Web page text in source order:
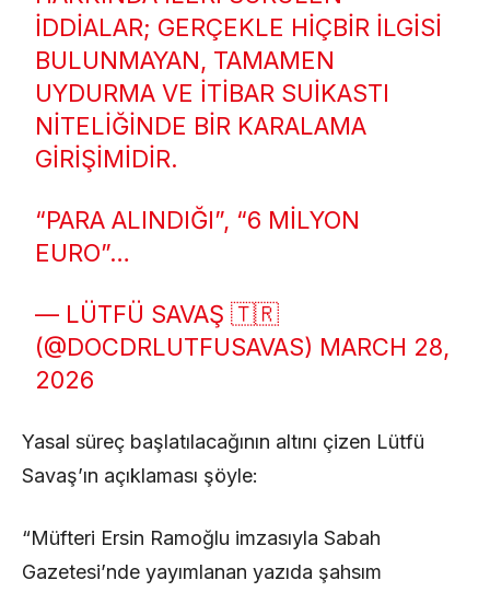
IDDIALAR; GERÇEKLE HIÇBIR ILGISI
BULUNMAYAN, TAMAMEN
UYDURMA VE ITIBAR SUIKASTI
NITELIĞINDE BIR KARALAMA
GIRIŞIMIDIR.
“PARA ALINDIĞI”, “6 MILYON
EURO”…
— LÜTFÜ SAVAŞ 🇹🇷
(@DOCDRLUTFUSAVAS) MARCH 28,
2026
Yasal süreç başlatılacağının altını çizen Lütfü
Savaş’ın açıklaması şöyle:
“Müfteri Ersin Ramoğlu imzasıyla Sabah
Gazetesi’nde yayımlanan yazıda şahsım